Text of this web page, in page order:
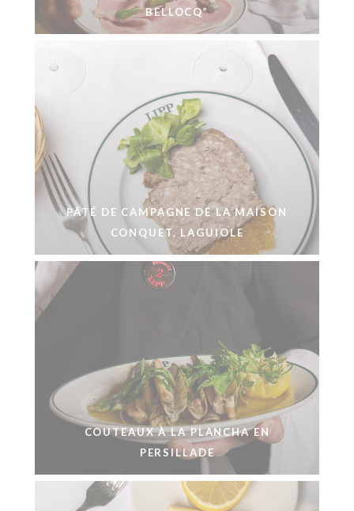
BELLOCQ”
PÂTÉ DE CAMPAGNE DE LA MAISON
CONQUET, LAGUIOLE
COUTEAUX À LA PLANCHA EN
PERSILLADE